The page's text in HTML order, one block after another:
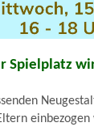
Spielplatz